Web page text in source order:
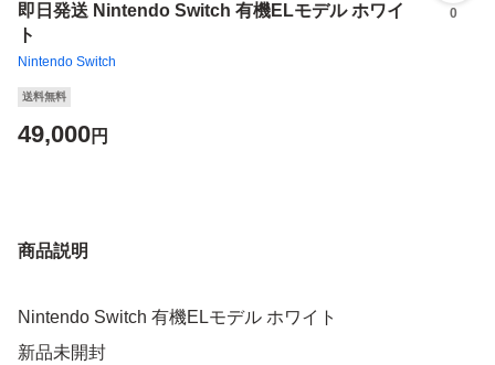
即日発送 Nintendo Switch 有機ELモデル ホワイ
ト
Nintendo Switch
0
送料無料
49,000円
商品説明
Nintendo Switch 有機ELモデル ホワイト
新品未開封